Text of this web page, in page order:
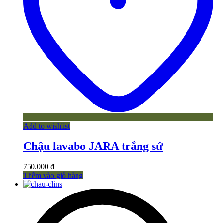
Add to wishlist
Chậu lavabo JARA trắng sứ
750.000 ₫
Thêm vào giỏ hàng